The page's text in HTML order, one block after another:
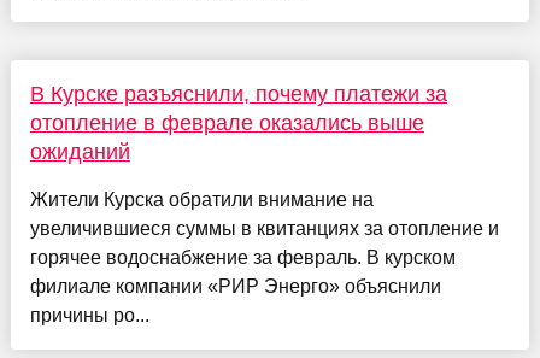
В Курске разъяснили, почему платежи за
отопление в феврале оказались выше
ожиданий
Жители Курска обратили внимание на
увеличившиеся суммы в квитанциях за отопление и
горячее водоснабжение за февраль. В курском
филиале компании «РИР Энерго» объяснили
причины ро...